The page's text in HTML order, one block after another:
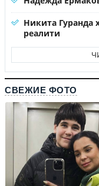
Никита Гуранда
реалити
СВЕЖИЕ ФОТО